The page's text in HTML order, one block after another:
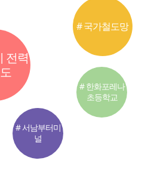
전력
# 국가철도망
# 서남부터미
널
# 한화포레나
초등학교